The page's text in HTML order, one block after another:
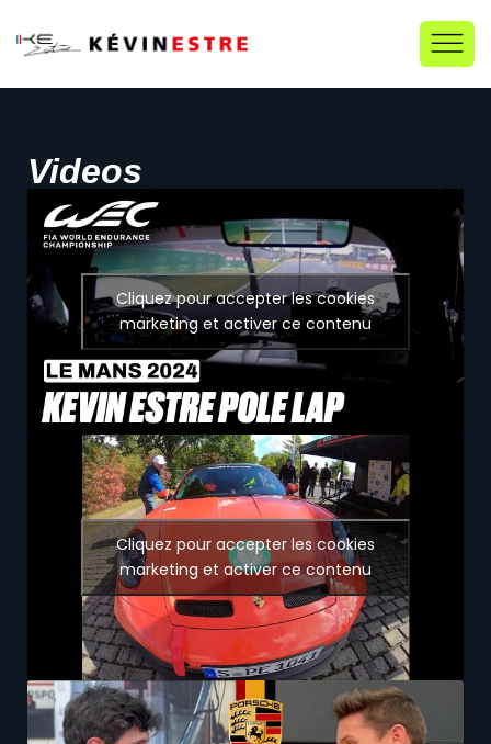
Videos
Cliquez pour accepter les cookies
marketing et activer ce contenu
Cliquez pour accepter les cookies
marketing et activer ce contenu